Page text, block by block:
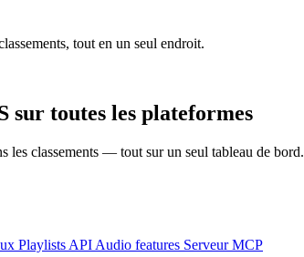
tout en un seul endroit.
sur toutes les plateformes
les classements — tout sur un seul tableau de bord.
Playlists API Audio features Serveur MCP